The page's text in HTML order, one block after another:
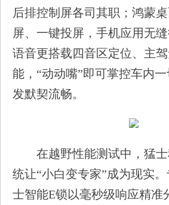
后排控制屏各司其职；鸿蒙
屏、一键投屏，手机应用无
语音更搭载四音区定位、主
能，“动动嘴”即可掌控车内
发默契流畅。
在越野性能测试中，猛
统让“小白变专家”成为现实
士智能E锁以毫秒级响应精准